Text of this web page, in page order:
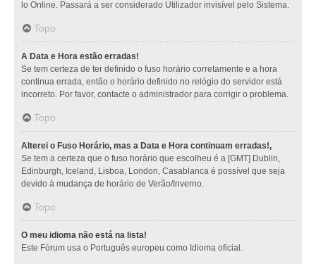
lo Online. Passará a ser considerado Utilizador invisível pelo Sistema.
Topo
A Data e Hora estão erradas!
Se tem certeza de ter definido o fuso horário corretamente e a hora
continua errada, então o horário definido no relógio do servidor está
incorreto. Por favor, contacte o administrador para corrigir o problema.
Topo
Alterei o Fuso Horário, mas a Data e Hora continuam erradas!,
Se tem a certeza que o fuso horário que escolheu é a [GMT] Dublin,
Edinburgh, Iceland, Lisboa, London, Casablanca é possível que seja
devido à mudança de horário de Verão/Inverno.
Topo
O meu idioma não está na lista!
Este Fórum usa o Português europeu como Idioma oficial.